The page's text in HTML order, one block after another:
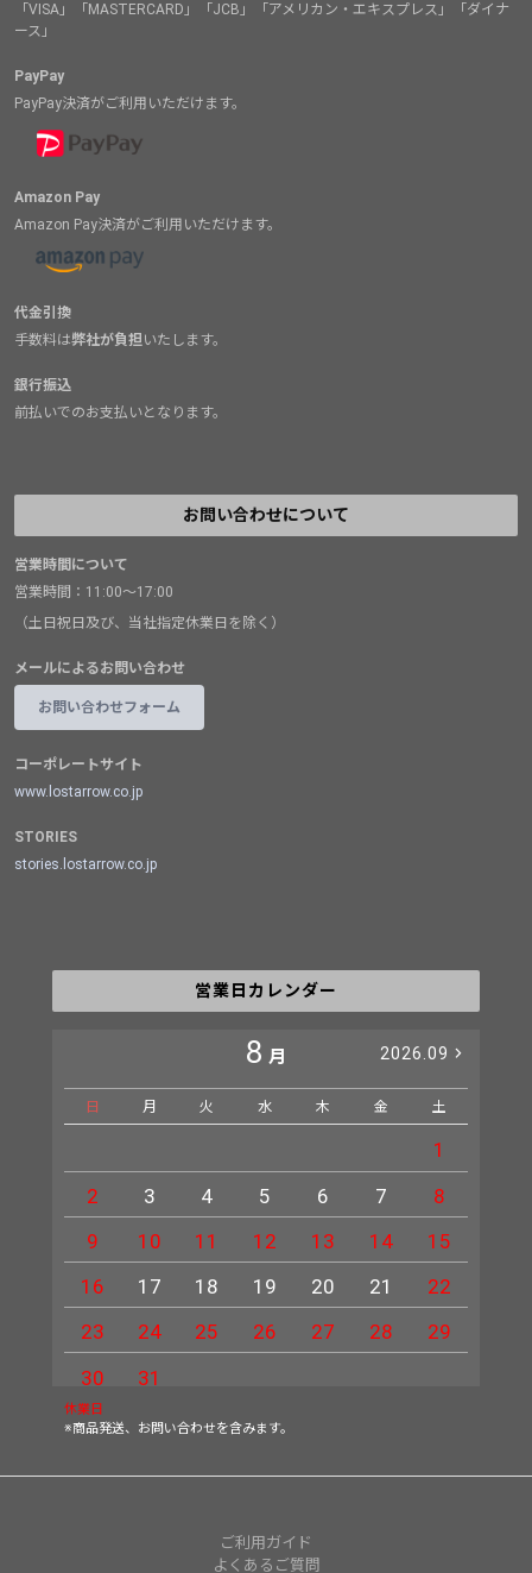
「VISA」「MASTERCARD」「JCB」「アメリカン・エキスプレス」「ダイナ
ース」
PayPay
PayPay決済がご利用いただけます。
Amazon Pay
Amazon Pay決済がご利用いただけます。
代金引換
手数料は弊社が負担いたします。
銀行振込
前払いでのお支払いとなります。
お問い合わせについて
営業時間について
営業時間：11:00～17:00
（土日祝日及び、当社指定休業日を除く）
メールによるお問い合わせ
お問い合わせフォーム
コーポレートサイト
www.lostarrow.co.jp
STORIES
stories.lostarrow.co.jp
営業日カレンダー
8 月 2026.09
日 月 火 水 木 金 土
1
2
3 4 5 6 7
8
9
10 11 12 13 14
15
16
17 18 19 20 21
22
23
24 25 26 27 28
29
30
31
休業日
※商品発送、お問い合わせを含みます。
ご利用ガイド
よくあるご質問